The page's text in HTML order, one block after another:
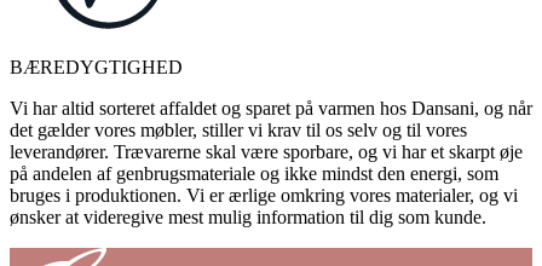
BÆREDYGTIGHED
Vi har altid sorteret affaldet og sparet på varmen hos Dansani, og når
det gælder vores møbler, stiller vi krav til os selv og til vores
leverandører. Trævarerne skal være sporbare, og vi har et skarpt øje
på andelen af genbrugsmateriale og ikke mindst den energi, som
bruges i produktionen. Vi er ærlige omkring vores materialer, og vi
ønsker at videregive mest mulig information til dig som kunde.